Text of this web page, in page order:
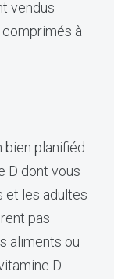
vendus
à
bien planifiéd
D dont vous
et les adultes
pas
aliments ou
D